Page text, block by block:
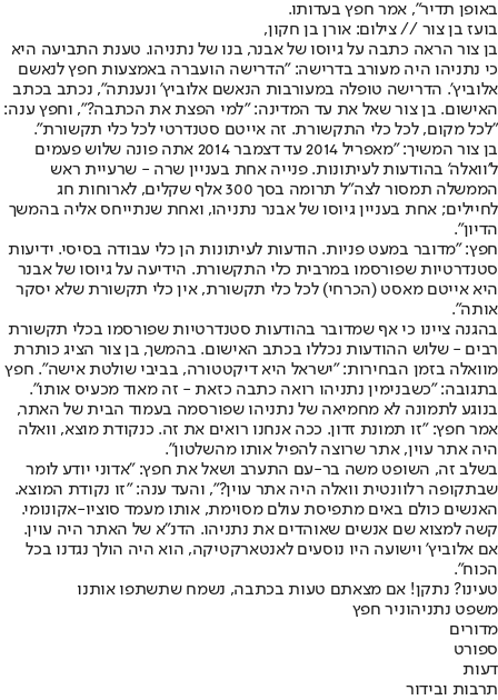
באופן תדיר", אמר חפץ בעדותו.
בועז בן צור // צילום: אורן בן חקון,
בן צור הראה כתבה על גיוסו של אבנר, בנו של נתניהו. טענת התביעה היא
כי נתניהו היה מעורב בדרישה: "הדרישה הועברה באמצעות חפץ לנאשם
אלוביץ'. הדרישה טופלה במעורבות הנאשם אלוביץ' ונענתה", נכתב בכתב
האישום. בן צור שאל את עד המדינה: "למי הפצת את הכתבה?", וחפץ ענה:
"לכל מקום, לכל כלי התקשורת. זה אייטם סטנדרטי לכל כלי תקשורת".
בן צור המשיך: "מאפריל 2014 עד דצמבר 2014 אתה פונה שלוש פעמים
ל'וואלה' בהודעות לעיתונות. פנייה אחת בעניין שרה - שרעיית ראש
הממשלה תמסור לצה"ל תרומה בסך 300 אלף שקלים, לארוחות חג
לחיילים; אחת בעניין גיוסו של אבנר נתניהו, ואחת שנתייחס אליה בהמשך
הדיון".
חפץ: "מדובר במעט פניות. הודעות לעיתונות הן כלי עבודה בסיסי. ידיעות
סטנדרטיות שפורסמו במרבית כלי התקשורת. הידיעה על גיוסו של אבנר
היא אייטם מאסט (הכרחי) לכל כלי תקשורת, אין כלי תקשורת שלא יסקר
אותה".
בהגנה ציינו כי אף שמדובר בהודעות סטנדרטיות שפורסמו בכלי תקשורת
רבים - שלוש ההודעות נכללו בכתב האישום. בהמשך, בן צור הציג כותרת
מוואלה בזמן הבחירות: "ישראל היא דיקטטורה, בביבי שולטת אישה". חפץ
בתגובה: "כשבנימין נתניהו רואה כתבה כזאת - זה מאוד מכעיס אותו".
בנוגע לתמונה לא מחמיאה של נתניהו שפורסמה בעמוד הבית של האתר,
אמר חפץ: "זו תמונת זדון. ככה אנחנו רואים את זה. כנקודת מוצא, וואלה
היה אתר עוין, אתר שרוצה להפיל אותו מהשלטון".
בשלב זה, השופט משה בר-עם התערב ושאל את חפץ: "אדוני יודע לומר
שבתקופה רלוונטית וואלה היה אתר עוין?", והעד ענה: "זו נקודת המוצא.
האנשים כולם באים מתפיסת עולם מסוימת, אותו מעמד סוציו-אקונומי.
קשה למצוא שם אנשים שאוהדים את נתניהו. הדנ"א של האתר היה עוין.
אם אלוביץ' וישועה היו נוסעים לאנטארקטיקה, הוא היה הולך נגדנו בכל
הכוח".
טעינו? נתקן! אם מצאתם טעות בכתבה, נשמח שתשתפו אותנו
משפט נתניהוניר חפץ
מדורים
ספורט
דעות
תרבות ובידור